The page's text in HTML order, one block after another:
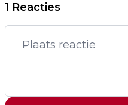
1 Reacties